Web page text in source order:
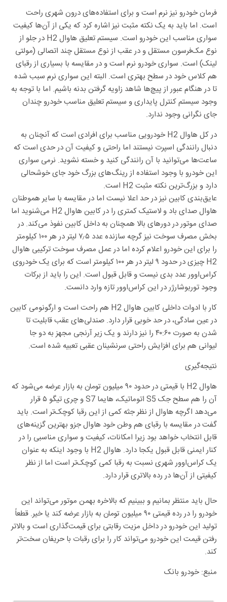
فرمان خودرو نیز نرم است و برای استفاده‌های درون شهری راحت
است. اما باید به یک نکته مثبت نیز اشاره کرد که یکی از آن‌ها کیفیت
سواری مناسب این خودرو است. سیستم تعلیق هاوال H2 در جلو از
نوع مک‌فرسون مستقل و در عقب از نوع مستقل چند اتصالی (مولتی
لینک) است. سواری خودرو نرم است و در مقایسه با بسیاری از رقبای
هم کلاس خود در سطح بهتری است. البته این سواری نرم سبب شده
تا در هنگام عبور از پیچ‌ها شاهد زاویه گرفتن بدنه باشیم. اما با توجه به
وجود سیستم کنترل پایداری و سیستم تعلیق مناسب خودرو چندان
جای نگرانی وجود ندارد.
در کل هاوال H2 خودرویی مناسب برای افرادی است که آنچنان به
دنبال رانندگی اسپرت نیستند اما راحتی و کیفیت آن در حدی است که
ساعت‌ها می‌توانید با آن رانندگی کنید و خسته نشوید. نرمی سواری
این خودرو با وجود استفاده از رینگ‌های بزرگ خود جای خوشحالی
دارد و بزرگ‌ترین نکته مثبت H2 است.
عایق‌بندی کابین نیز در حد اعلا نیست اما در مقایسه با سایر هموطنان
هاوال صدای باد و لاستیک کمتری را در کابین هاوال H2 می‌شنوید اما
صدای موتور در دورهای بالا همچنان به داخل کابین نفوذ می‌کند. در
بخش مصرف سوخت نیز گرچه سازنده عدد ۷٫۵ لیتر در هر ۱۰۰ کیلومتر
را برای این خودرو اعلام کرده اما در عمل مصرف سوخت ترکیبی هاوال
H2 چیزی در حدود ۹ لیتر در هر ۱۰۰ کیلومتر است که برای یک خودروی
کراس‌اوور عدد بدی نیست و قابل قبول است. این را باید از برکات
وجود توربوشارژر در این کراس‌اوور تازه وارد دانست.
کار با ادوات داخلی کابین هاوال H2 هم راحت است و ارگونومی کابین
در عین سادگی، در حد خوبی قرار دارد. صندلی‌های عقب قابلیت تا
شدن به صورت ۴۰:۶۰ را نیز دارند و یک زیر آرنجی مجهز به دو جا
لیوانی هم برای افزایش راحتی سرنشینان عقبی تعبیه شده است.
نتیجه‌گیری
هاوال H2 با قیمتی در حدود ۹۰ میلیون تومان به بازار عرضه می‌شود که
آن را هم سطح جک S5 اتوماتیک، هایما S7 و چری تیگو ۵ قرار
می‌دهد اگرچه هاوال از نظر جثه کمی از این رقبا کوچک‌تر است. باید
گفت در مقایسه با رقبای هم وطن خود هاوال جزو بهترین گزینه‌های
قابل انتخاب خواهد بود زیرا امکانات، کیفیت و سواری مناسبی را در
کنار ایمنی قابل قبول یکجا دارد. هاوال H2 با وجود اینکه به عنوان
یک کراس‌اوور شهری نسبت به رقبا کمی کوچک‌تر است اما از نظر
کیفیتی از آن‌ها در رده بالاتری قرار دارد.
حال باید منتظر بمانیم و ببینیم که بالاخره بهمن موتور می‌تواند این
خودرو را در رده قیمتی ۹۰ میلیون تومان به بازار عرضه کند یا خیر. قطعاً
تولید این خودرو در داخل مزیت رقابتی برای قیمت‌گذاری است و بالاتر
رفتن قیمت این خودرو می‌تواند کار را برای رقبات با حریفان سخت‌تر
کند.
منبع: خودرو بانک